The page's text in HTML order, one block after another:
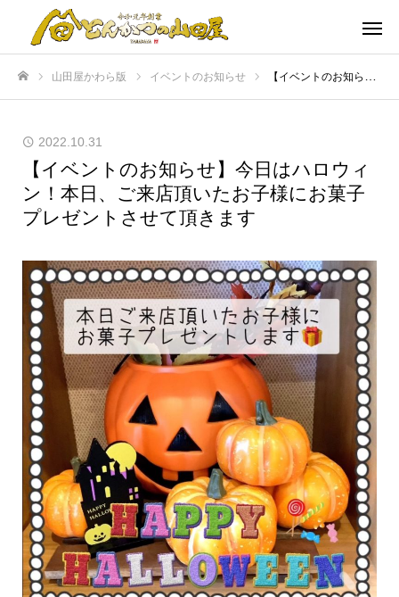
山田屋かわら版 イベントのお知らせ 【イベントのお知らせ】今日はハロウィン！本日、ご来店頂いたお子様にお菓子プレゼントさせて頂きます
2022.10.31
【イベントのお知らせ】今日はハロウィ
ン！本日、ご来店頂いたお子様にお菓子
プレゼントさせて頂きます